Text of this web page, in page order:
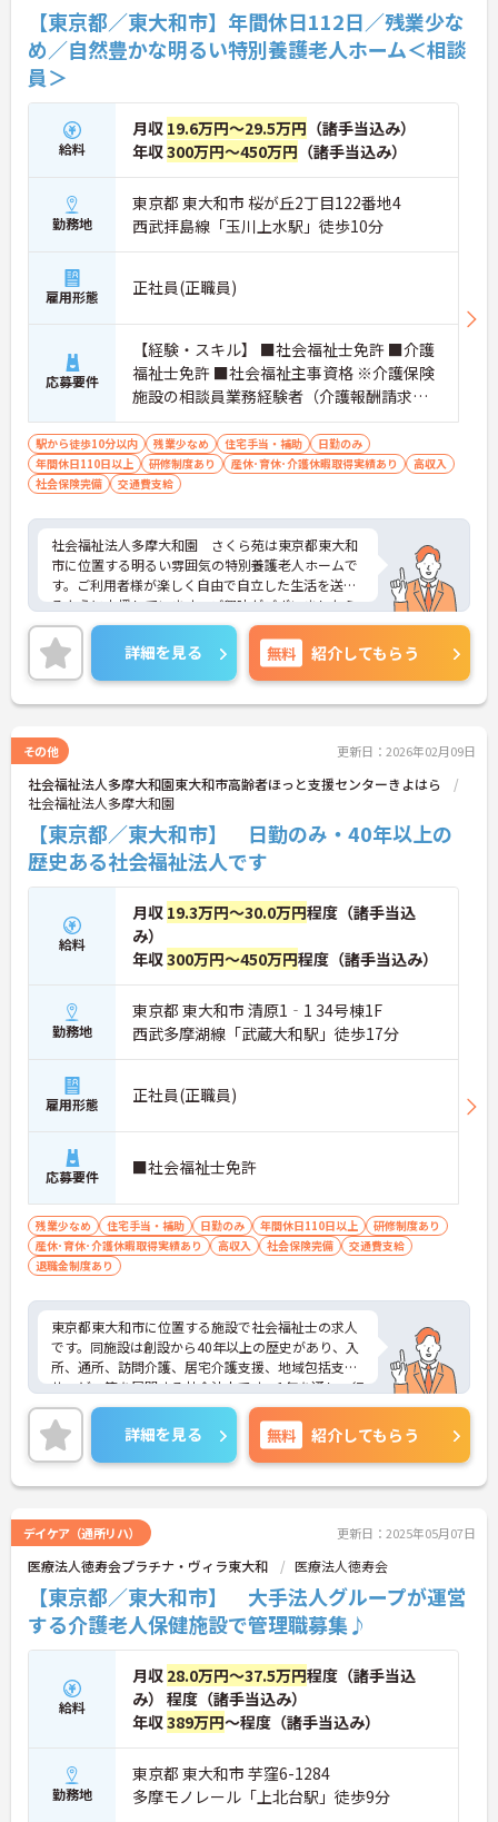
【東京都／東大和市】年間休日112日／残業少な
め／自然豊かな明るい特別養護老人ホーム＜相談
員＞
給料
月収 19.6万円～29.5万円 （諸手当込み）
年収300万円～450万円 （諸手当込み）
勤務地
東京都 東大和市 桜が丘2丁目122番地4
西武拝島線「玉川上水駅」徒歩10分
雇用形態 正社員(正職員)
応募要件
【経験・スキル】 ■社会福祉士免許 ■介護
福祉士免許 ■社会福祉主事資格 ※介護保険
施設の相談員業務経験者（介護報酬請求業
務経験あれば尚可）
駅から徒歩10分以内 残業少なめ 住宅手当・補助
日勤のみ
年間休日110日以上
研修制度あり 産休･育休･介護休暇取得実績あり
高収入
社会保険完備
交通費支給
社会福祉法人多摩大和園 さくら苑は東京都東大和
市に位置する明るい雰囲気の特別養護老人ホームで
す。ご利用者様が楽しく自由で自立した生活を送れ
るように支援しています。ご興味がございましたら
面接の対策ポイントなどお話いたしますので、ぜひ
お気軽にお問い合わせください。
詳細を見る 無料 紹介してもらう
その他 更新日：2026年02月09日
社会福祉法人多摩大和園東大和市高齢者ほっと支援センターきよはら
社会福祉法人多摩大和園
【東京都／東大和市】 日勤のみ・40年以上の
歴史ある社会福祉法人です
給料
月収 19.3万円～30.0万円程度（諸手当込
み）
年収300万円～450万円程度（諸手当込み）
勤務地
東京都 東大和市 清原1‐1 34号棟1F
西武多摩湖線「武蔵大和駅」徒歩17分
雇用形態 正社員(正職員)
応募要件 ■社会福祉士免許
残業少なめ 住宅手当・補助 日勤のみ 年間休日110日以上
研修制度あり
産休･育休･介護休暇取得実績あり
高収入 社会保険完備
交通費支給
退職金制度あり
東京都東大和市に位置する施設で社会福祉士の求人
です。同施設は創設から40年以上の歴史があり、入
所、通所、訪問介護、居宅介護支援、地域包括支援
サービス等を展開する社会法人です。1年を通し、行
事やサークル活動等ご利用者さまと一緒に楽しみな
がら取り組んでいます。また職種に関わらす職員同
士の連携や協力体制が整っており、風通しがよく働
きやすい環境です。各種手当てや福利厚生の充実も
魅力の求人です。ご興味を持たれた方は面接対策ポ
軽にお問い合わせ下さい。
詳細を見る 無料 紹介してもらう
デイケア（通所リハ） 更新日：2025年05月07日
医療法人徳寿会プラチナ・ヴィラ東大和 医療法人徳寿会
【東京都／東大和市】 大手法人グループが運営
する介護老人保健施設で管理職募集♪
給料
月収 28.0万円～37.5万円程度（諸手当込
み） 程度（諸手当込み）
年収389万円～程度（諸手当込み）
勤務地
東京都 東大和市 芋窪6-1284
多摩モノレール「上北台駅」徒歩9分